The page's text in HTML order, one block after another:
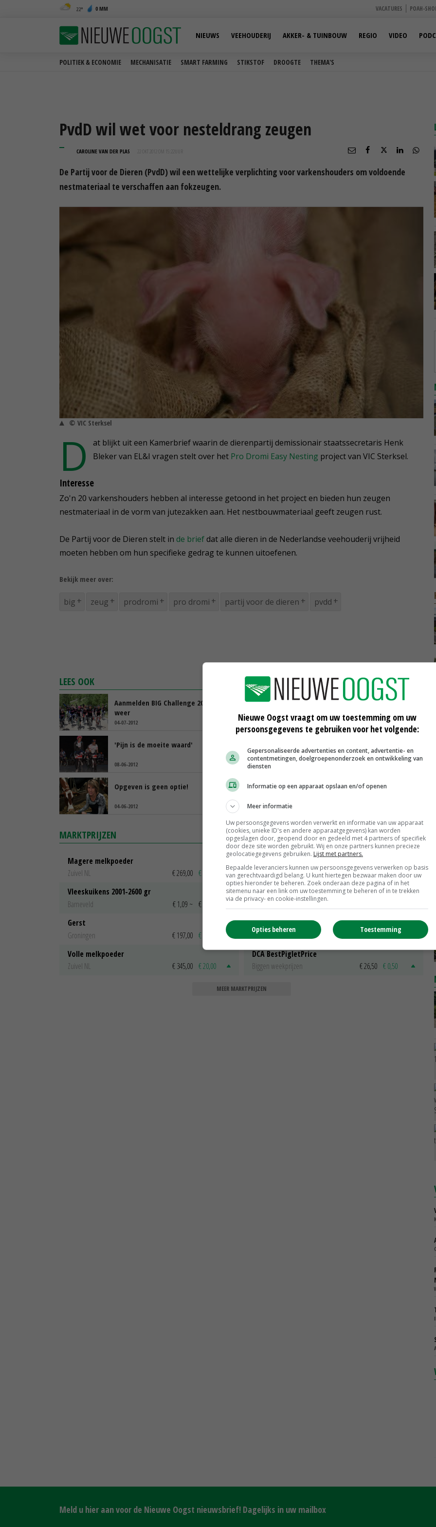
22 0 MM VACATURES POAH-
POLITIEK & ECONOMIE MECHANISATIE SMART FARMING STIKSTOF DROOGTE THEMA'S
NIEUWS VEEHOUDERIJ AKKER- & TUINBOUW REGIO VIDEO
PvdD wil wet voor nesteldrang zeugen
CAROLINE VAN DER PLAS 22 OKT 2012 OM 15:22
De Partij voor de Dieren (PvdD) wil een wettelijke verplichting voor varkenshouders om voldoende
nestmateriaal te verschaffen aan fokzeugen.
© VIC Sterksel
D
at blijkt uit een Kamerbrief waarin de dierenpartij demissionair staatssecretaris Henk
Bleker van EL&I vragen stelt over het Pro Dromi Easy Nesting project van VIC Sterksel.
Interesse
Zo'n 20 varkenshouders hebben al interesse getoond in het project en bieden hun zeugen
nestmateriaal in de vorm van jutezakken aan. Het nestbouwmateriaal geeft zeugen rust.
De Partij voor de Dieren stelt in de briefdat alle dieren in de Nederlandse veehouderij vrijheid
moeten hebben om hun specifieke gedrag te kunnen uitoefenen.
Bekijk meer over:
big zeug prodromi pro dromi partij voor de dieren pvdd
LEES OOK
Aanmelden BIG Challenge 2013 kan
weer
04-07-2012
Kostprijs big opnieuw gestegen
02-07-2012
'Pijn is de moeite waard'
08-06-2012
Challenge
07-06-2012
Opgeven is geen optie!
04-06-2012
Veiling Deurne: € 26.965 voor KWF
MARKTPRIJZEN
Magere melkpoeder
Zuivel NL
€ 269,00 € 7,00
Vleeskuikens 2001-2600 gr
Barneveld
€ 1,09 ~ € 1,11
Gerst
Groningen
€ 197,00 € 2,00
Volle melkpoeder
Zuivel NL
€ 345,00 € 20,00
Scharreleieren maat 59
Barneveld
€ 12,00
€ 0,00
Fritesgeschikt NL Du Be
PotatoNL
Uien Middenmeer Geel 30-60% grof
Noteringen
€ 0,00~
€ 0,00
DCA BestPigletPrice
Biggen weekprijzen
€ 26,50 € 0,50
MEER MARKTPRIJZEN
Meld u hier aan voor de Nieuwe Oogst nieuwsbrief! Dagelijks in uw mailbox
Nieuwe Oogst vraagt om uw toestemming om uw
persoonsgegevens te gebruiken voor het volgende:
Gepersonaliseerde advertenties en content, advertentie- en
contentmetingen, doelgroepenonderzoek en ontwikkeling van
diensten
Informatie op een apparaat opslaan en/of openen
Meer informatie
Uw persoonsgegevens worden verwerkt en informatie van uw apparaat
(cookies, unieke ID's en andere apparaatgegevens) kan worden
opgeslagen door, geopend door en gedeeld met 4 partners of specifiek
door deze site worden gebruikt. Wij en onze partners kunnen precieze
geolocatiegegevens gebruiken. Lijst met partners.
Bepaalde leveranciers kunnen uw persoonsgegevens verwerken op basis
van gerechtvaardigd belang. U kunt hiertegen bezwaar maken door uw
opties hieronder te beheren. Zoek onderaan deze pagina of in het
sitemenu naar een link om uw toestemming te beheren of in te trekken
via de privacy- en cookie-instellingen.
Toestemming
Opties beheren